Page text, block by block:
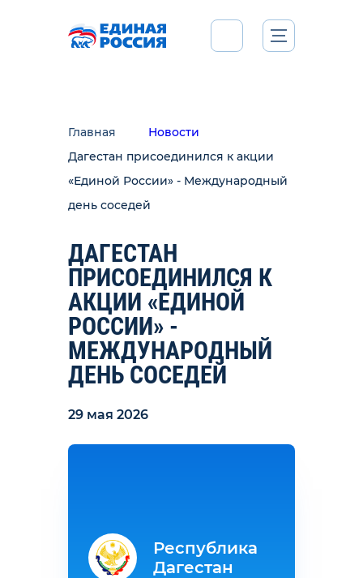
Главная
Новости
Дагестан присоединился к акции
«Единой России» - Международный
день соседей
ДАГЕСТАН
ПРИСОЕДИНИЛСЯ К
АКЦИИ «ЕДИНОЙ
РОССИИ» -
МЕЖДУНАРОДНЫЙ
ДЕНЬ СОСЕДЕЙ
29 мая 2026
Республика
Дагестан